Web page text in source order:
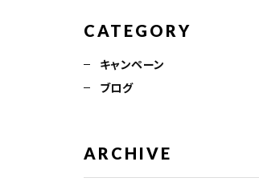
CATEGORY
キャンペーン
ブログ
ARCHIVE